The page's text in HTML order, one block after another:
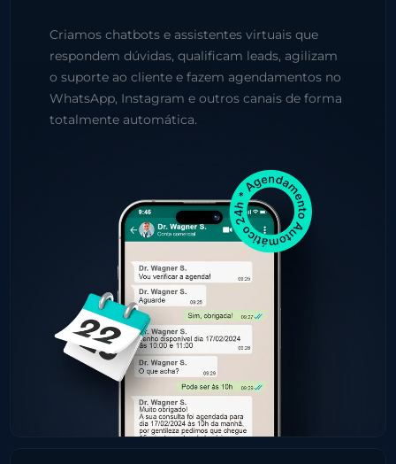
Criamos chatbots e assistentes virtuais que
respondem dúvidas, qualificam leads, agilizam
o suporte ao cliente e fazem agendamentos no
WhatsApp, Instagram e outros canais de forma
totalmente automática.